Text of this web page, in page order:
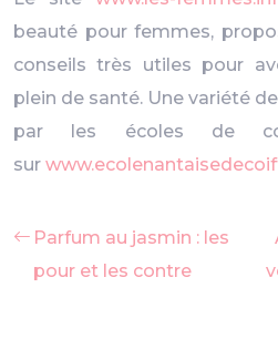
beauté pour femmes,
conseils très utiles pour
plein de santé. Une variété
par les écoles de
sur
Parfum au jasmin : les
pour et les contre